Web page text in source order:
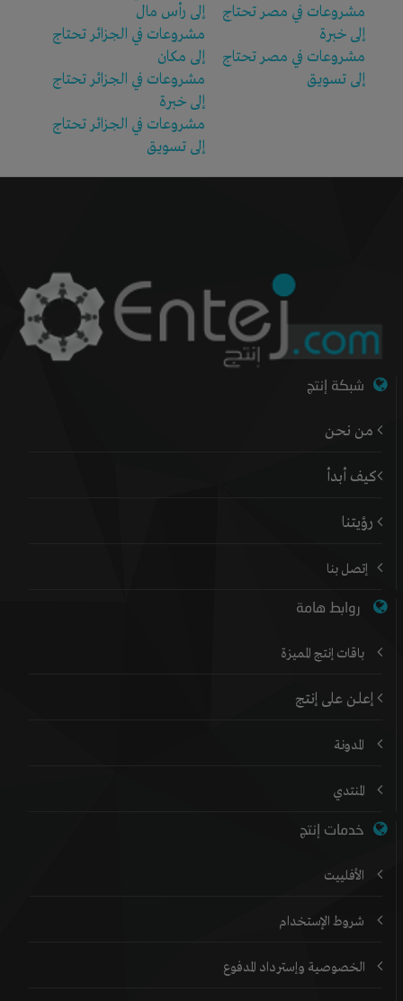
مشروعات في مصر تحتاج
إلى خبرة
مشروعات في مصر تحتاج
إلى تسويق
إلى رأس مال
مشروعات في الجزائر تحتاج
إلى مكان
مشروعات في الجزائر تحتاج
إلى خبرة
مشروعات في الجزائر تحتاج
إلى تسويق
شبكة إنتج
من نحن
كيف أبدأ
رؤيتنا
إتصل بنا
روابط هامة
باقات إنتج المميزة
إعلن على إنتج
المدونة
المنتدي
خدمات إنتج
الأفلييت
شروط الإستخدام
الخصوصية وإسترداد المدفوع